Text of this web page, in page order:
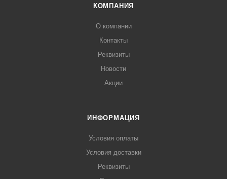
КОМПАНИЯ
О компании
Контакты
Реквизиты
Новости
Акции
ИНФОРМАЦИЯ
Условия оплаты
Условия доставки
Реквизиты